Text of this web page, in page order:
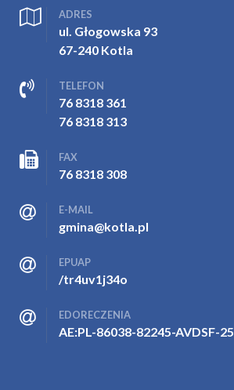
ADRES
ul. Głogowska 93
67-240 Kotla
TELEFON
76 8318 361
76 8318 313
FAX
76 8318 308
E-MAIL
gmina@kotla.pl
EPUAP
/tr4uv1j34o
EDORECZENIA
AE:PL-86038-82245-AVDSF-25